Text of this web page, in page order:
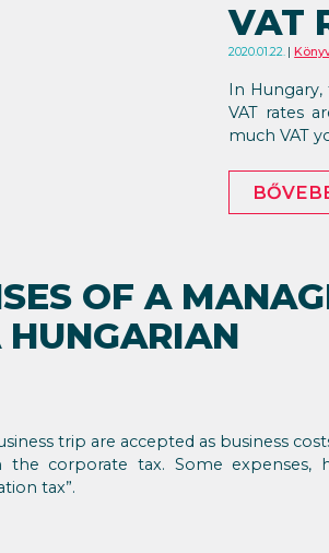
VAT
2020.01.22.
In Hungary,
VAT rates
much VAT
OF A
HUNGARIAN
trip are accepted as business
corporate tax. Some expenses,
tax”.